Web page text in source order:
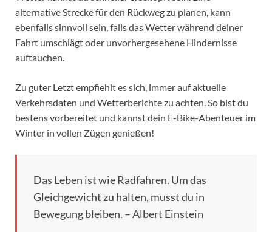
alternative Strecke für den Rückweg zu planen, kann
ebenfalls sinnvoll sein, falls das Wetter während deiner
Fahrt umschlägt oder unvorhergesehene Hindernisse
auftauchen.
Zu guter Letzt empfiehlt es sich, immer auf aktuelle
Verkehrsdaten und Wetterberichte zu achten. So bist du
bestens vorbereitet und kannst dein E-Bike-Abenteuer im
Winter in vollen Zügen genießen!
Das Leben ist wie Radfahren. Um das
Gleichgewicht zu halten, musst du in
Bewegung bleiben. – Albert Einstein